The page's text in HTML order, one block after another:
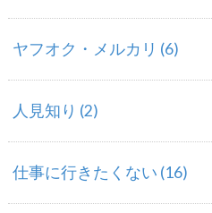
ヤフオク・メルカリ (6)
人見知り (2)
仕事に行きたくない (16)